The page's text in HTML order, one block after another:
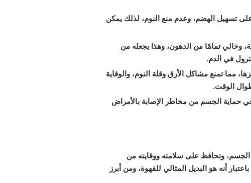
تسهيل الهضم، وعدم منع النوم، لذلك يمكن
وخالي تمامًا من الدهون، وهذا يجعله من
في الدم.
مما تمنع مشاكل الأرق وقلة النوم، والوقاية
الوقت.
حماية الجسم من مخاطر الإصابة بالأمراض
وتحافظ على سلامته ووقايته من
أنه هو البديل المثالي للقهوة، ومن أبرز